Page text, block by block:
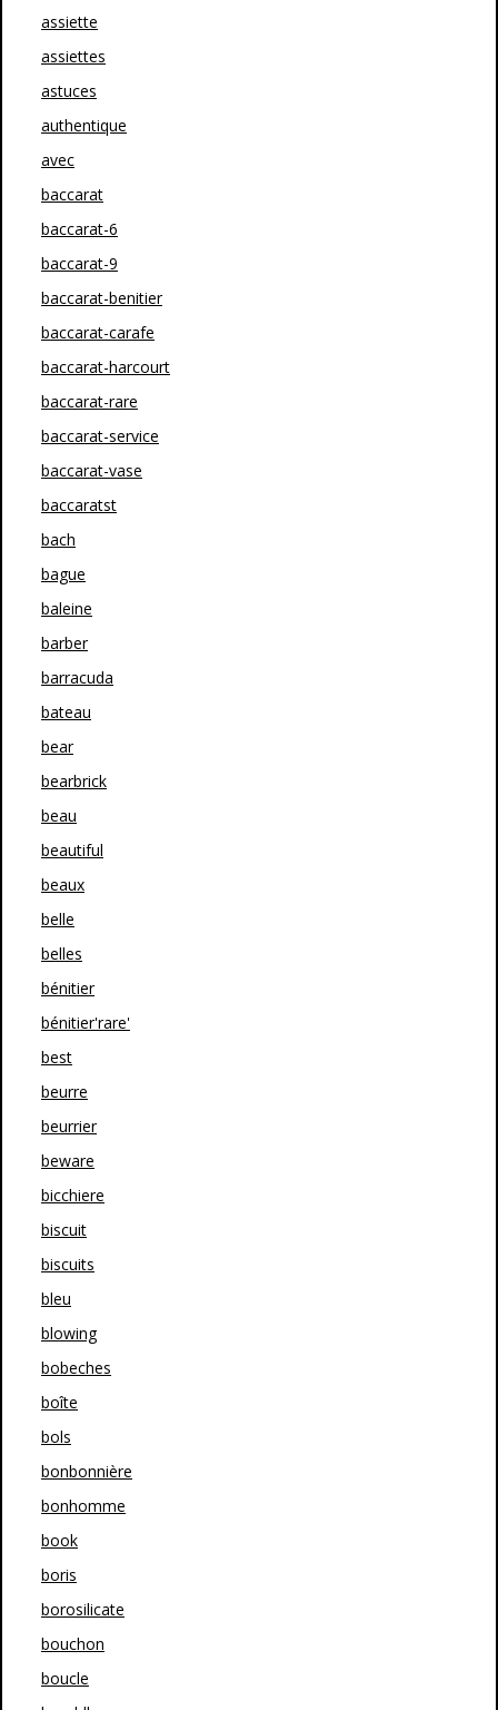
assiette
assiettes
astuces
authentique
avec
baccarat
baccarat-6
baccarat-9
baccarat-benitier
baccarat-carafe
baccarat-harcourt
baccarat-rare
baccarat-service
baccarat-vase
baccaratst
bach
bague
baleine
barber
barracuda
bateau
bear
bearbrick
beau
beautiful
beaux
belle
belles
bénitier
bénitier'rare'
best
beurre
beurrier
beware
bicchiere
biscuit
biscuits
bleu
blowing
bobeches
boîte
bols
bonbonnière
bonhomme
book
boris
borosilicate
bouchon
boucle